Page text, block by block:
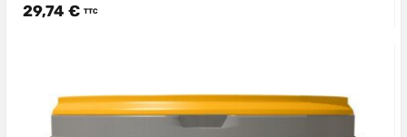
29,74 € TTC